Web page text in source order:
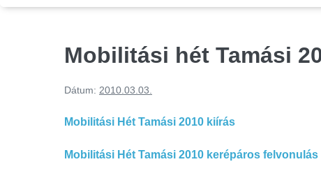
Mobilitási hét Tamási
Dátum: 2010.03.03.
Mobilitási Hét Tamási 2010 kiírás
Mobilitási Hét Tamási 2010 kerépáros